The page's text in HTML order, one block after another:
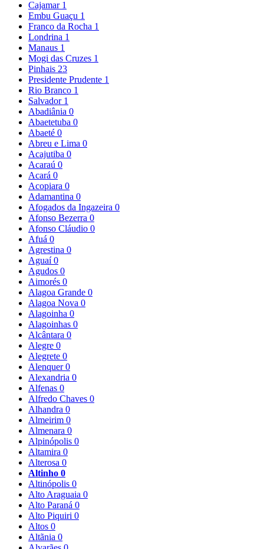
Cajamar 1
Embu Guaçu 1
Franco da Rocha 1
Londrina 1
Manaus 1
Mogi das Cruzes 1
Pinhais 23
Presidente Prudente 1
Rio Branco 1
Salvador 1
Abadiânia 0
Abaetetuba 0
Abaeté 0
Abreu e Lima 0
Acajutiba 0
Acaraú 0
Acará 0
Acopiara 0
Adamantina 0
Afogados da Ingazeira 0
Afonso Bezerra 0
Afonso Cláudio 0
Afuá 0
Agrestina 0
Aguaí0
Agudos 0
Aimorés 0
Alagoa Grande 0
Alagoa Nova 0
Alagoinha 0
Alagoinhas 0
Alcântara 0
Alegre 0
Alegrete 0
Alenquer0
Alexandria 0
Alfenas 0
Alfredo Chaves 0
Alhandra 0
Almeirim 0
Almenara 0
Alpinópolis 0
Altamira 0
Alterosa 0
Altinho 0
Altinópolis 0
Alto Araguaia 0
Alto Paraná 0
Alto Piquiri 0
Altos 0
Altãnia 0